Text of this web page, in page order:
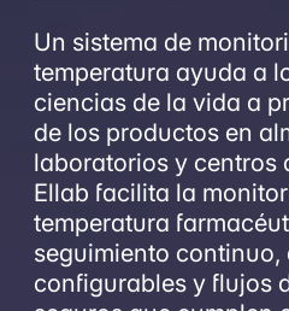
Un sistema de
temperatura ayuda a
ciencias de la vida a
de los productos en
laboratorios y centros
Ellab facilita la
temperatura
seguimiento continuo,
configurables y flujos